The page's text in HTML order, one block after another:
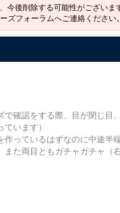
後削除する可能性がございま
ズフォーラムへご連絡ください。
確認をする際、目が閉じ目
います）
っているはずなのに中途半
た両目ともガチャガチャ（